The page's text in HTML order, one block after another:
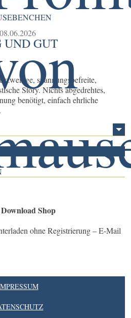
08.06.2026
GUT
spannungsbefreite,
Story. Nichts abgedrehtes,
benötigt, einfach ehrliche
Shop
ohne Registrierung – E-Mail